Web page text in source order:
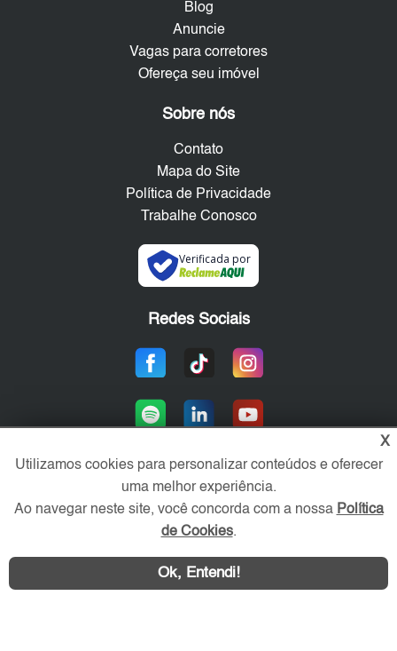
WhatsApp Contatar
Blog
Anuncie
Vagas para corretores
Ofereça seu imóvel
Sobre nós
Contato
Mapa do Site
Política de Privacidade
Trabalhe Conosco
Verificada por
Redes Sociais
Área exclusiva aos anunciantes,
acesse sua conta:
X
Utilizamos cookies para personalizar conteúdos e oferecer
uma melhor experiência.
Ao navegar neste site, você concorda com a nossa Política
de Cookies.
Ok, Entendi!